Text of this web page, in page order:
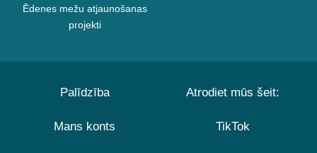
Ēdenes mežu atjaunošanas
projekti
Palīdzība
Mans konts
Atrodiet mūs šeit:
TikTok